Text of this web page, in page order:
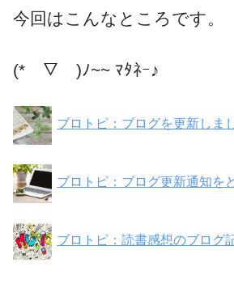
今回はこんなところです。
(*￣▽￣)ﾉ~~ ﾏﾀﾈｰ♪
ブロトピ：ブログを更新しま
ブロトピ：ブログ更新通知を
ブロトピ：読書感想のブログ